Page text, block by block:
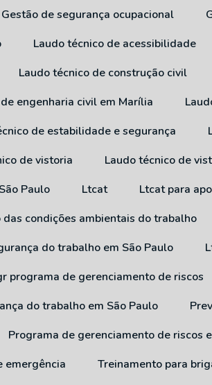
Gestão de segurança ocupacional
Laudo técnico de acessibilidade
Laudo técnico de construção civil
de engenharia civil em Marília
de estabilidade e segurança
de vistoria Laudo técnico de
Paulo Ltcat Ltcat para
das condições ambientais do trabalho
do trabalho em São Paulo
programa de gerenciamento de riscos
do trabalho em São Paulo
Programa de gerenciamento de riscos
emergência
Treinamento para